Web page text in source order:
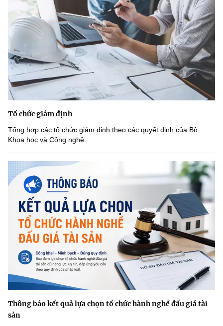
Tổ chức giám định
Tổng hợp các tổ chức giám định theo các quyết định của Bộ
Khoa học và Công nghệ.
Thông báo kết quả lựa chọn tổ chức hành nghề đấu giá tài
sản